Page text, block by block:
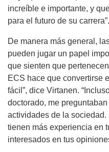
increíble e importante, y
para el futuro de su carrera”.
De manera más general,
pueden jugar un papel
que sienten que
ECS hace que convertirse
fácil”, dice Virtanen.
doctorado, me
actividades de la
tienen más experiencia en
interesados en tus